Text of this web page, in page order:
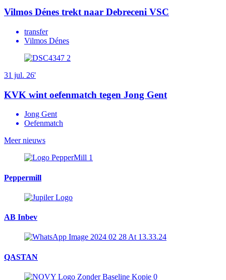
Vilmos Dénes trekt naar Debreceni VSC
transfer
Vilmos Dénes
31 jul. 26'
KVK wint oefenmatch tegen Jong Gent
Jong Gent
Oefenmatch
Meer nieuws
Peppermill
AB Inbev
QASTAN